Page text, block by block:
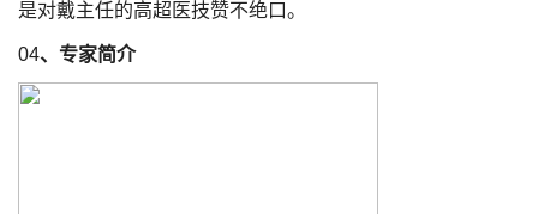
是对戴主任的高超医技赞不绝口。
04、专家简介